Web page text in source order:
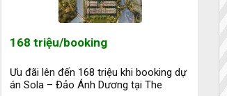
168 triệu/booking
Ưu đãi lên đến 168 triệu khi booking dự
án Sola – Đảo Ánh Dương tại The